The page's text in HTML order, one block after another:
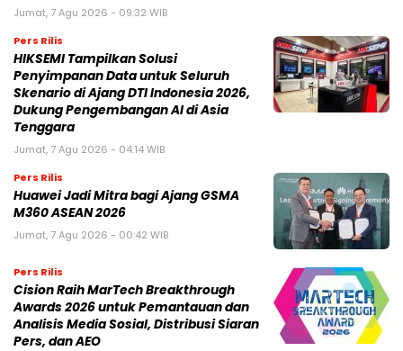
Jumat, 7 Agu 2026 - 09:32 WIB
Pers Rilis
HIKSEMI Tampilkan Solusi
Penyimpanan Data untuk Seluruh
Skenario di Ajang DTI Indonesia 2026,
Dukung Pengembangan AI di Asia
Tenggara
Jumat, 7 Agu 2026 - 04:14 WIB
Pers Rilis
Huawei Jadi Mitra bagi Ajang GSMA
M360 ASEAN 2026
Jumat, 7 Agu 2026 - 00:42 WIB
Pers Rilis
Cision Raih MarTech Breakthrough
Awards 2026 untuk Pemantauan dan
Analisis Media Sosial, Distribusi Siaran
Pers, dan AEO